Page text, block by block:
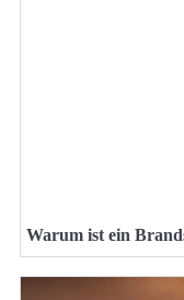
Warum ist ein